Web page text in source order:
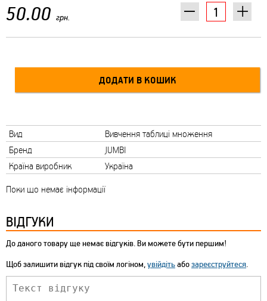
50.00 грн.
Вид
Вивчення таблиці множення
Бренд
JUMBI
Країна виробник
Україна
Поки що немає інформації
ВІДГУКИ
До даного товару ще немає відгуків. Ви можете бути першим!
Щоб залишити відгук під своїм логіном,увійдітьабозареєструйтеся.